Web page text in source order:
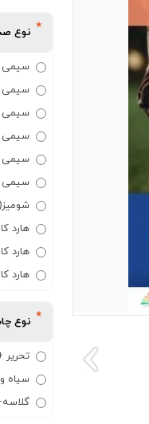
نوع
سیمی 1 جلدی 150,000 تومان
سیمی 2 جلدی 300,000 تومان
سیمی 3 جلدی 450,000 تومان
سیمی 4 جلدی 600,000
سیمی 5 جلدی 750,000 تومان
سیمی 6 جلدی 900,000 تومان
شومیز(جلد
هارد کاور 1جلدی (جلد سخت)
هارد کاور 2جلدی (جلد سخت)
هارد کاور 3جلدی (جلد سخت)
نوع
تحریر
سیاه و سفید